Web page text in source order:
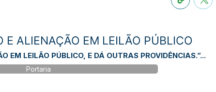
ALIENAÇÃO EM LEILÃO PÚBLICO
EM LEILÃO PÚBLICO, E DÁ OUTRAS PROVIDÊNCIAS.”...
Portaria